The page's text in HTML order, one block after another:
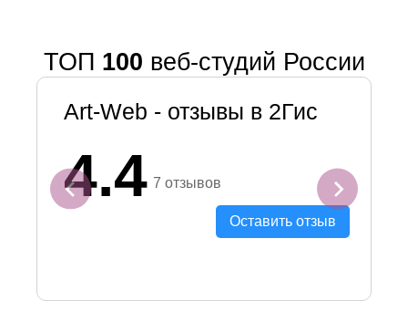
ТОП 100 веб-студий России
Art-Web - отзывы в 2Гис
4.4 7 отзывов
Оставить отзыв